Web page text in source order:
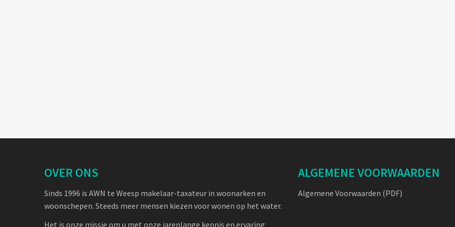
OVER ONS
Sinds 1996 is AWN te Weesp makelaar-taxateur in woonarken en
woonschepen. Steeds meer mensen kiezen voor wonen op het water.
Het is onze missie om u met onze jarenlange kennis en ervaring
ALGEMENE VOORWAARDEN
Algemene Voorwaarden (PDF)